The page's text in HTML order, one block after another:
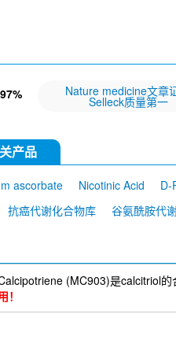
Nature medicine文章
Selleck质量第一
产品
ascorbate Nicotinic Acid
D-
抗癌代谢化合物库 谷氨酰胺代
(MC903)是calcitriol
！